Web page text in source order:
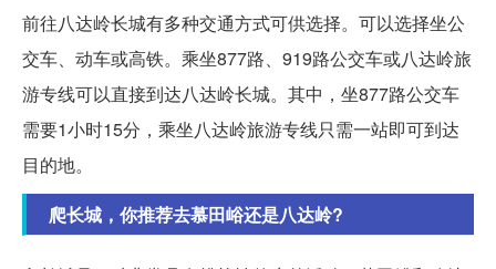
前往八达岭长城有多种交通方式可供选择。可以选择坐公
交车、动车或高铁。乘坐877路、919路公交车或八达岭旅
游专线可以直接到达八达岭长城。其中，坐877路公交车
需要1小时15分，乘坐八达岭旅游专线只需一站即可到达
目的地。
爬长城，你推荐去慕田峪还是八达岭?